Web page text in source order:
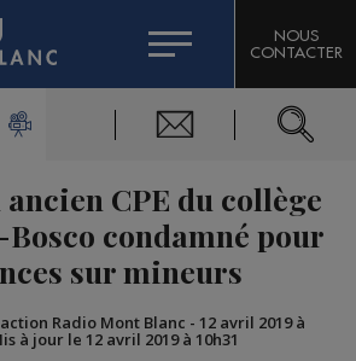
CHRONIQUES DE L'EXPERT
CITIZEN MACHINERY
MASSIF DOMAINES SKIABLES
BIGARD
DU MONT-BLANC
NOUS
CONTACTER
ancien CPE du collège
condamné pour
sur mineurs
Radio Mont Blanc - 12 avril 2019 à
à jour le 12 avril 2019 à 10h31